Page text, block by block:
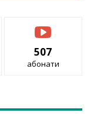
507
абонати